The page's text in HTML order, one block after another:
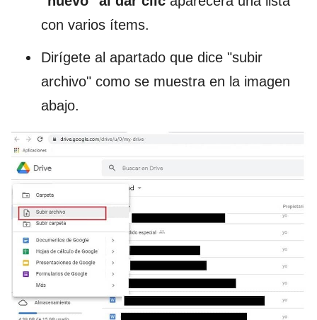
con varios ítems.
Dirígete al apartado que dice "subir
archivo" como se muestra en la imagen
abajo.